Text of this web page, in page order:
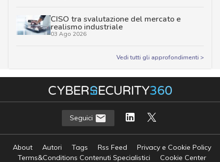
CISO tra svalutazione del mercato e
realismo industriale
03 Ago 2026
Vedi tutti gli approfondimenti >
Seguici
About Autori Tags Rss Feed
Privacy e Cookie Policy
Terms&Conditions Contenuti Specialistici
Cookie Center